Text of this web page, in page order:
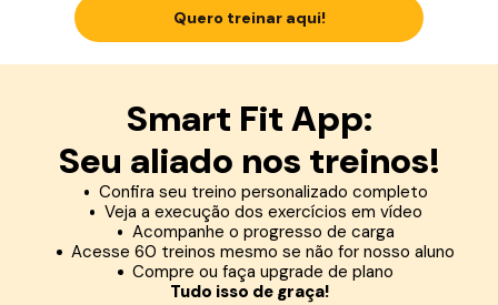
Quero treinar aqui!
Smart Fit App:
Seu aliado nos treinos!
Confira seu treino personalizado completo
Veja a execução dos exercícios em vídeo
Acompanhe o progresso de carga
Acesse 60 treinos mesmo se não for nosso aluno
Compre ou faça upgrade de plano
Tudo isso de graça!